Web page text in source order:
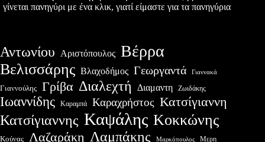
γίνεται πανηγύρι με ένα κλικ, γιατί είμαστε για τα πανηγύρια
Αντωνίου Αριστόπουλος Βέρρα
Βελισσάρης Βλαχοδήμος Γεωργαντά Γιαννακά
Γιαννούλης Γρίβα Διαλεχτή Διαμαντη Ζωιδάκης
Ιωαννίδης Καραμπά Καραχρήστος Κατσίγιαννη
Κατσίγιαννης Καψάλης Κοκκώνης
Κούνας Λαζαράκη Λαμπάκης Μαρκόπουλος Μερη